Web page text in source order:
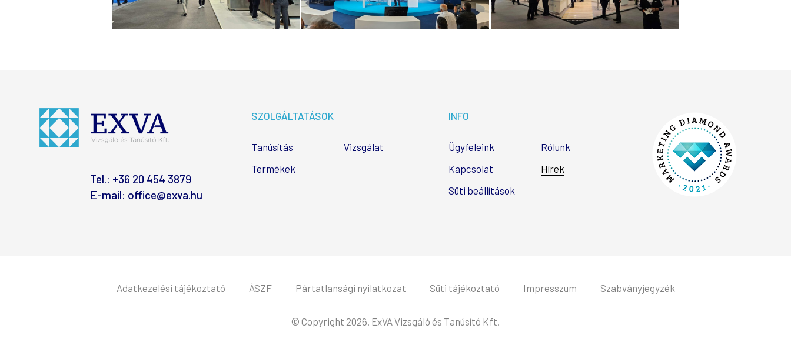
Tel.: +36 20 454 3879
E-mail: office@exva.hu
SZOLGÁLTATÁSOK
Tanúsítás
Vizsgálat
Termékek
INFO
Ügyfeleink
Rólunk
Kapcsolat
Hírek
Süti beállítások
Adatkezelési tájékoztató ÁSZF Pártatlansági nyilatkozat Süti tájékoztató Impresszum Szabványjegyzék
© Copyright 2026. ExVA Vizsgáló és Tanúsító Kft.